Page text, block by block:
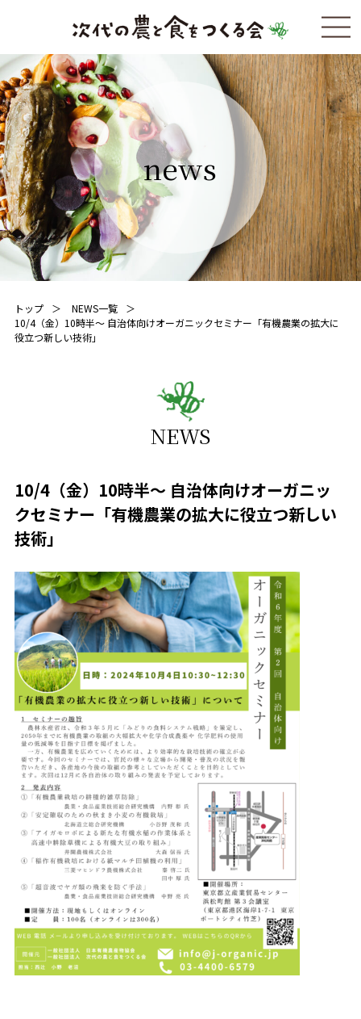
news
トップ
NEWS一覧
10/4（金）10時半〜 自治体向けオーガニックセミナー「有機農業の拡大に
役立つ新しい技術」
NEWS
10/4（金）10時半〜 自治体向けオーガニッ
クセミナー「有機農業の拡大に役立つ新しい
技術」